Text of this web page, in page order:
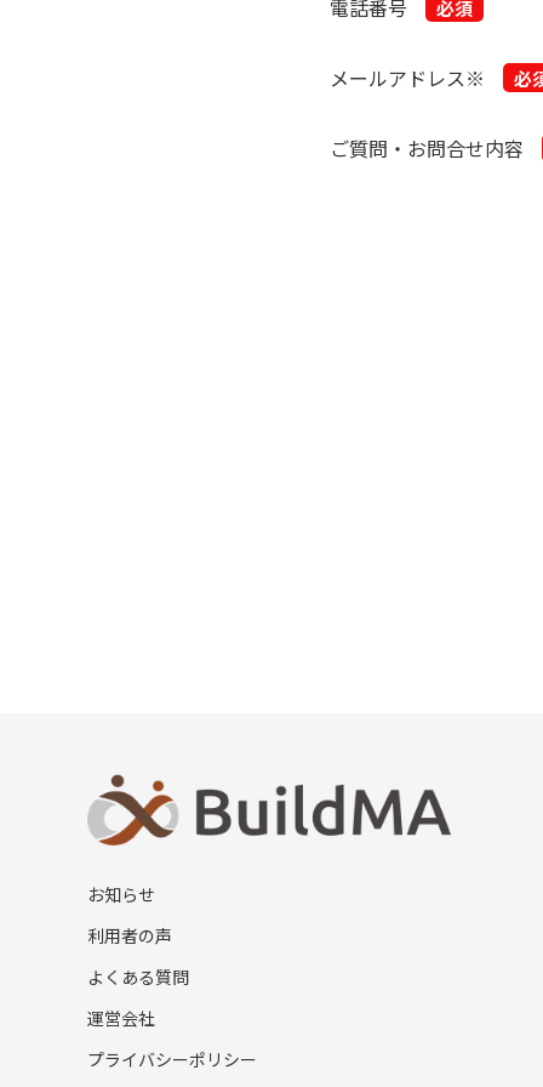
電話番号
メールアドレス※
ご質問・お問合せ内容
お知らせ
利用者の声
よくある質問
運営会社
プライバシーポリシー